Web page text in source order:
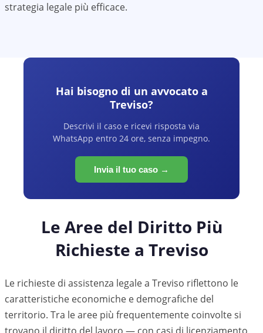
strategia legale più efficace.
Hai bisogno di un avvocato a
Treviso?
Descrivi il caso e ricevi risposta via
WhatsApp entro 24 ore, senza impegno.
Invia il tuo caso →
Le Aree del Diritto Più
Richieste a Treviso
Le richieste di assistenza legale a Treviso riflettono le
caratteristiche economiche e demografiche del
territorio. Tra le aree più frequentemente coinvolte si